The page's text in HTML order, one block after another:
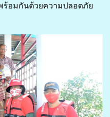
ร้อมกันด้วยความปลอดภัย